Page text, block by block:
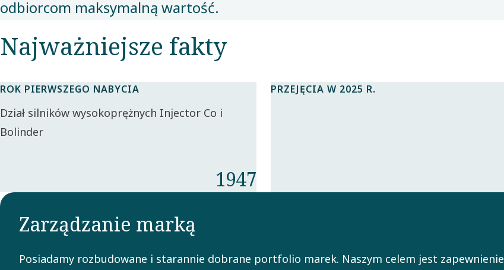
odbiorcom maksymalną wartość.
Najważniejsze fakty
ROK PIERWSZEGO NABYCIA
1947
Dział silników wysokoprężnych Injector Co i
Bolinder
PRZEJĘCIA W 2025 R.
Zarządzanie marką
Posiadamy rozbudowane i starannie dobrane portfolio marek. Naszym celem jest zapewnienie